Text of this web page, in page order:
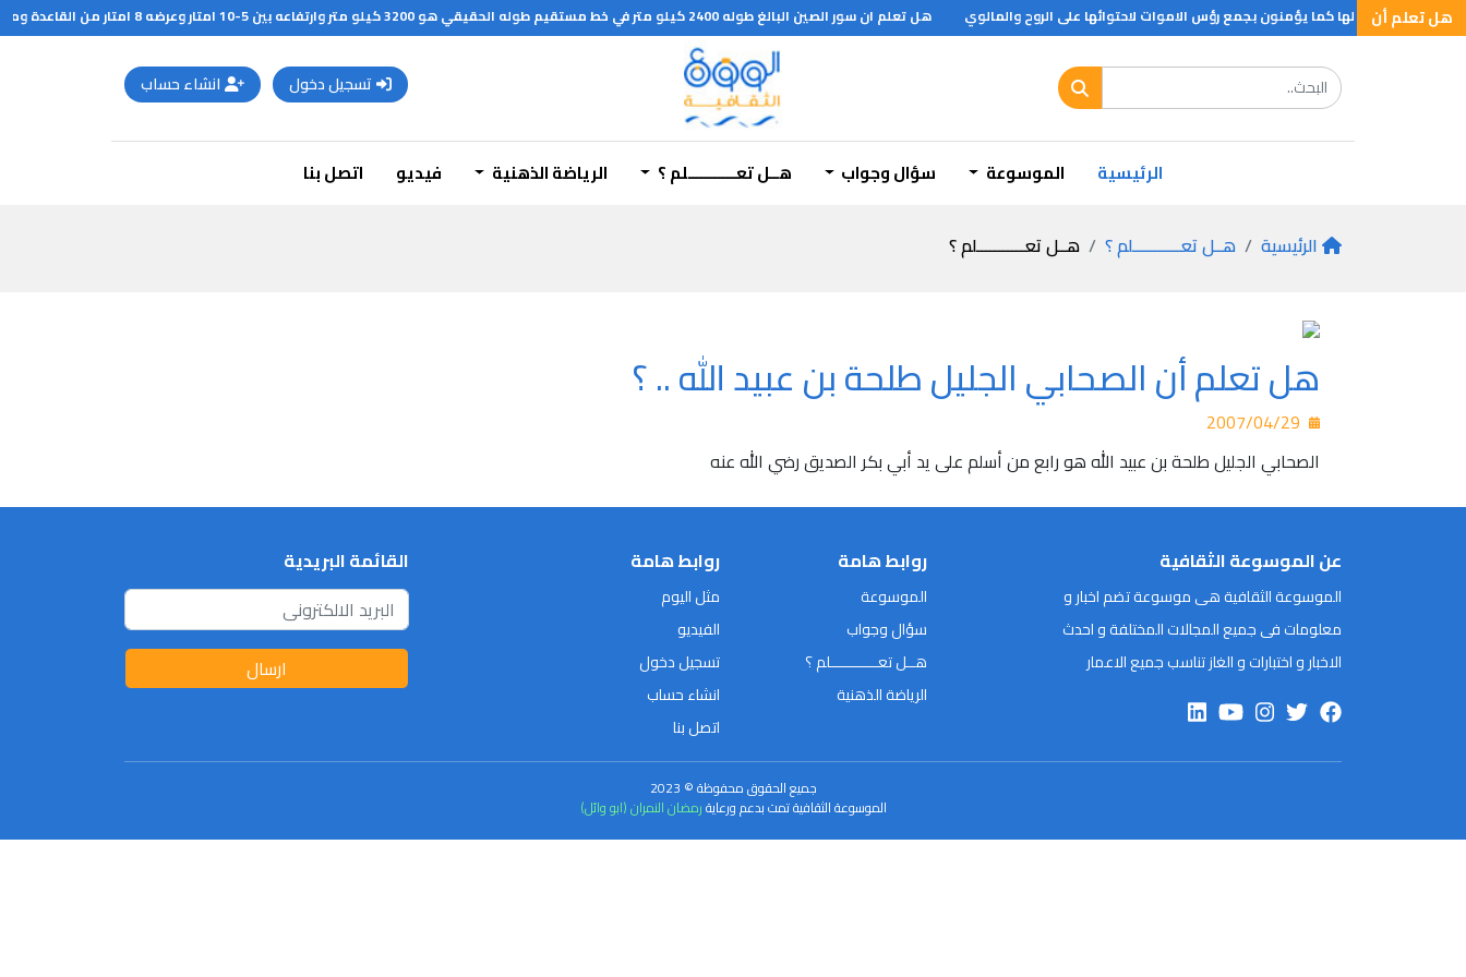
هل تعلم أن
خاصة لا حصر لها كما يؤمنون بجمع رؤس الاموات لاحتوائها على الروح والمالوي هل تعلم ان سور الصين البالغ طوله 2400 كيلو متر في خط مستقيم طوله الحقيقي هو 3200 كيلو متر وارتفاعه بين 5-10 امتار وعرضه 8 امتار من القاعدة ومن القمة 5 امتار
تسجيل دخول انشاء حساب
الرئيسية الموسوعة سؤال وجواب هــل تعـــــــــــلم ؟ الرياضة الذهنية فيديو اتصل بنا
الرئيسية هــل تعـــــــــــلم ؟ هــل تعـــــــــــلم ؟
هل تعلم أن الصحابي الجليل طلحة بن عبيد الله .. ؟
الصحابي الجليل طلحة بن عبيد الله هو رابع من أسلم على يد أبي بكر الصديق رضي الله عنه
عن الموسوعة الثقافية
الموسوعة الثقافية هى موسوعة تضم اخبار و
معلومات فى جميع المجالات المختلفة و احدث
الاخبار و اختبارات و الغاز تناسب جميع الاعمار
روابط هامة
الموسوعة
سؤال وجواب
هــل تعـــــــــــلم ؟
الرياضة الذهنية
روابط هامة
مثل اليوم
الفيديو
تسجيل دخول
انشاء حساب
اتصل بنا
القائمة البريدية
ارسال
جميع الحقوق محفوظة © 2023
الموسوعة الثقافية تمت بدعم ورعايةرمضان النمران (ابو وائل)